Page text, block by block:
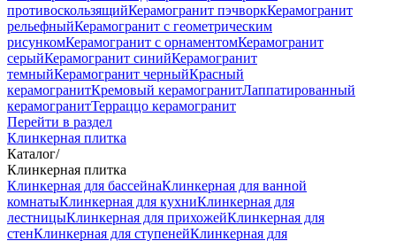
противоскользящийКерамогранит пэчворкКерамогранит
рельефныйКерамогранит с геометрическим
рисункомКерамогранит с орнаментомКерамогранит
серыйКерамогранит синийКерамогранит
темныйКерамогранит черныйКрасный
керамогранитКремовый керамогранитЛаппатированный
керамогранитТерраццо керамогранит
Перейти в раздел
Клинкерная плитка
Каталог/
Клинкерная плитка
Клинкерная для бассейнаКлинкерная для ванной
комнатыКлинкерная для кухниКлинкерная для
лестницыКлинкерная для прихожейКлинкерная для
стенКлинкерная для ступенейКлинкерная для